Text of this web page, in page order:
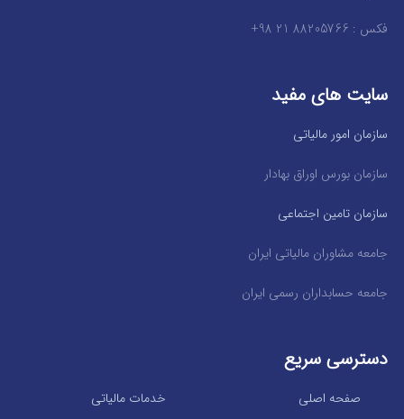
فکس : 88205766 21 98+
سایت های مفید
سازمان امور مالیاتی
سازمان بورس اوراق بهادار
سازمان تامین اجتماعی
جامعه مشاوران مالیاتی ایران
جامعه حسابداران رسمی ایران
دسترسی سریع
خدمات مالیاتی صفحه اصلی